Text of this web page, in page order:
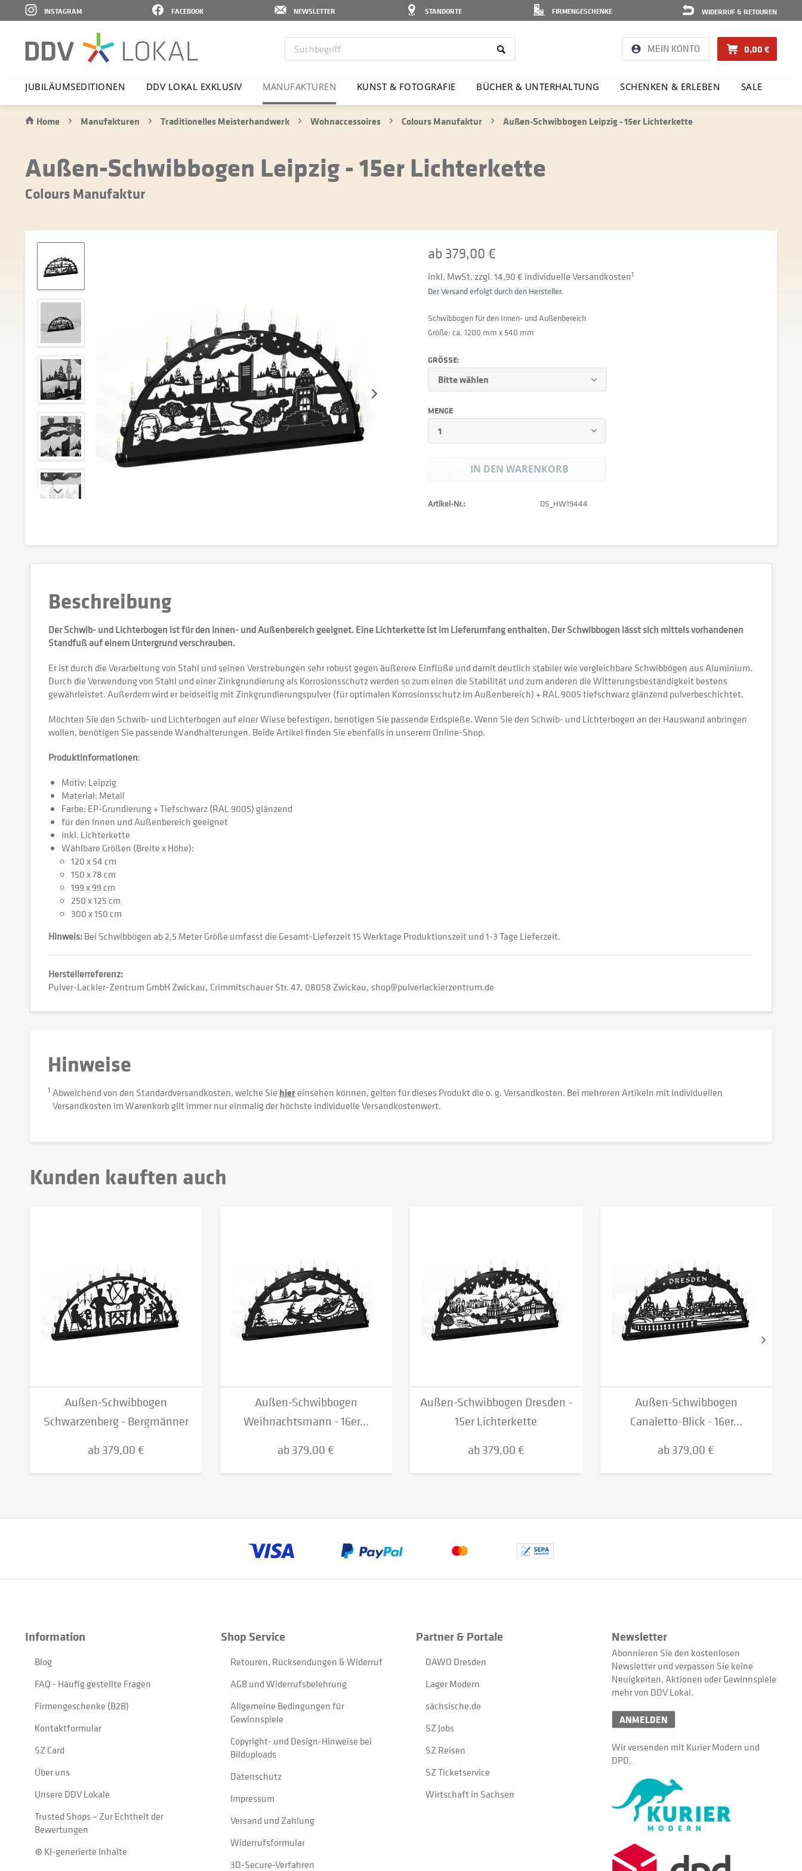
WIDERRUF & RETOUREN
FIRMENGESCHENKE
STANDORTE
NEWSLETTER
FACEBOOK
INSTAGRAM
MEIN KONTO 0,00 €
JUBI­LÄ­UMS­E­DI­TIONEN DDV LOKAL EXKLUSIV MANU­FAK­TUREN KUNST & FOTO­GRAFIE BÜCHER & UNTER­HAL­TUNG SCHENKEN & ERLEBEN SALE
Home Manufakturen Traditionelles Meisterhandwerk Wohnaccessoires Colours Manufaktur Außen-Schwibbogen Leipzig - 15er Lichterkette
Außen-Schwibbogen Leipzig - 15er Lichterkette
Colours Manufaktur
ab 379,00 €
inkl. MwSt. zzgl. 14,90 € individuelle Versandkosten1
Der Versand erfolgt durch den Hersteller.
Schwibbogen für den Innen- und Außenbereich
Größe: ca. 1200 mm x 540 mm
GRÖSSE:
MENGE
IN DEN WARENKORB
Artikel-Nr.: DS_HW19444
Beschreibung
Der Schwib- und Lichterbogen ist für den Innen- und Außenbereich geeignet. Eine Lichterkette ist im Lieferumfang enthalten. Der Schwibbogen lässt sich mittels vorhandenen
Standfuß auf einem Untergrund verschrauben.
Er ist durch die Verarbeitung von Stahl und seinen Verstrebungen sehr robust gegen äußerere Einflüße und damit deutlich stabiler wie vergleichbare Schwibbögen aus Aluminium.
Durch die Verwendung von Stahl und einer Zinkgrundierung als Korrosionsschutz werden so zum einen die Stabilität und zum anderen die Witterungsbeständigkeit bestens
gewährleistet. Außerdem wird er beidseitig mit Zinkgrundierungspulver (für optimalen Korrosionsschutz im Außenbereich) + RAL 9005 tiefschwarz glänzend pulverbeschichtet.
Möchten Sie den Schwib- und Lichterbogen auf einer Wiese befestigen, benötigen Sie passende Erdspieße. Wenn Sie den Schwib- und Lichterbogen an der Hauswand anbringen
wollen, benötigen Sie passende Wandhalterungen. Beide Artikel finden Sie ebenfalls in unserem Online-Shop.
Produktinformationen:
Motiv: Leipzig
Material: Metall
Farbe: EP-Grundierung + Tiefschwarz (RAL 9005) glänzend
für den Innen und Außenbereich geeignet
inkl. Lichterkette
Wählbare Größen (Breite x Höhe):
120 x 54 cm
150 x 78 cm
199 x 99 cm
250 x 125 cm
300 x 150 cm
Hinweis:Bei Schwibbögen ab 2,5 Meter Größe umfasst die Gesamt-Lieferzeit 15 Werktage Produktionszeit und 1-3 Tage Lieferzeit.
Herstellerreferenz:
Pulver-Lackier-Zentrum GmbH Zwickau Crimmitschauer Str. 47 08058 Zwickau shop@pulverlackierzentrum.de
Hinweise
1 Abweichend von den Standardversandkosten, welche Sie hiereinsehen können, gelten für dieses Produkt die o. g. Versandkosten. Bei mehreren Artikeln mit individuellen
Versandkosten im Warenkorb gilt immer nur einmalig der höchste individuelle Versandkostenwert.
Kunden kauften auch
Außen-Schwibbogen
Schwarzenberg - Bergmänner
ab 379,00 €
Außen-Schwibbogen
Weihnachtsmann - 16er...
ab 379,00 €
Außen-Schwibbogen Dresden -
15er Lichterkette
ab 379,00 €
Außen-Schwibbogen
Canaletto-Blick - 16er...
ab 379,00 €
Information
Blog
FAQ - Häufig gestellte Fragen
Firmengeschenke (B2B)
Kontaktformular
SZ Card
Über uns
Unsere DDV Lokale
Trusted Shops – Zur Echtheit der
Bewertungen
⊛ KI-generierte Inhalte
Shop Service
Retouren, Rücksendungen & Widerruf
AGB und Widerrufsbelehrung
Allgemeine Bedingungen für
Gewinnspiele
Copyright- und Design-Hinweise bei
Bilduploads
Datenschutz
Impressum
Versand und Zahlung
Widerrufsformular
3D-Secure-Verfahren
Partner & Portale
DAWO Dresden
Lager Modern
sächsische.de
SZ Jobs
SZ Reisen
SZ Ticketservice
Wirtschaft in Sachsen
Newsletter
Abonnieren Sie den kostenlosen
Newsletter und verpassen Sie keine
Neuigkeiten, Aktionen oder Gewinnspiele
mehr von DDV Lokal.
ANMELDEN
Wir versenden mit Kurier Modern und
DPD.